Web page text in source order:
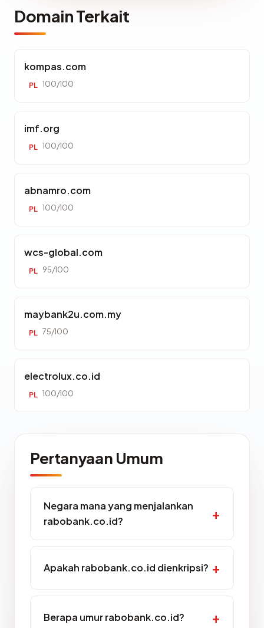
Domain Terkait
kompas.com
PL 100/100
imf.org
PL 100/100
abnamro.com
PL 100/100
wcs-global.com
PL 95/100
maybank2u.com.my
PL 75/100
electrolux.co.id
PL 100/100
Pertanyaan Umum
Negara mana yang menjalankan
rabobank.co.id?
Apakah rabobank.co.id dienkripsi?
Berapa umur rabobank.co.id?